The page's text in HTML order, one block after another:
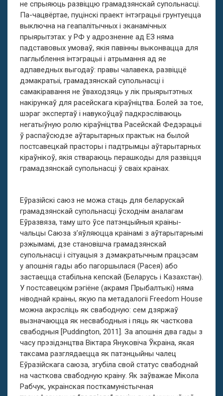
не спрыяюць развіццю грамадзянскай супольнасці.
Па-чацвёртае, пуцінскі праект інтэграцыі грунтуецца
выключна на геапалітычных і эканамічных
прыярытэтах: у РФ у адрозненне ад ЕЗ няма
падставовых умоваў, якія павінны выконвацца для
паглыблення інтэграцыі і атрымання ад яе
адпаведных выгодаў: правы чалавека, развіццё
дэмакратыі, грамадзянскай супольнасці і
самакіравання не ўваходзяць у лік прыярытэтных
накірункаў для расейскага кіраўніцтва. Болей за тое,
шэраг экспертаў і навукоўцаў падкрэсліваюць
негатыўную ролю кіраўніцтва Расейскай Федэрацыі
ў распаўсюдзе аўтарытарных практык на былой
постсавецкай прасторы і падтрымцы аўтарытарных
кіраўнікоў, якія ствараюць перашкоды для развіцця
грамадзянскай супольнасці ў сваіх краінах.
Еўразійскі саюз не можа стаць для беларускай
грамадзянскай супольнасці ўсходнім аналагам
Еўразвяза, таму што ўсе патэнцыйныя краіны-
чальцы Саюза з’яўляюцца краінамі з аўтарытарнымі
рэжымамі, дзе становішча грамадзянскай
супольнасці і сітуацыя з дэмакратычным працэсам
у апошнія гады або пагоршылася (Расея) або
застаецца стабільна кепскай (Беларусь і Казахстан).
У постсавецкім рэгіёне (акрамя Прыбалтыкі) няма
ніводнай краіны, якую па метадалогіі Freedom House
можна акрэсліць як свабодную: сем дзяржаў
вызначаюцца як несвабодныя і пяць як часткова
свабодныя [Puddington, 2011]. За апошнія два гады з
часу прэзідэнцтва Віктара Януковіча Ўкраіна, якая
таксама разглядаецца як патэнцыйны чалец
Еўразійскага саюза, згубіла свой статус свабоднай
на часткова свабодную краіну. Як заўважае Мікола
Рабчук, украінская посткамуністычная